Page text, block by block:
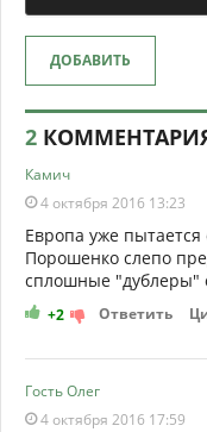
ДОБАВИТЬ
2
Камич
4 октября 2016 13:23
Европа уже
Порошенко слепо
сплошные "дублеры"
+2 Ответить
Гость Олег
4 октября 2016 17:59